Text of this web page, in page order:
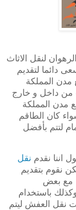
لنقل الاثاث
دائما لتقديم
المملكة
من داخل و خارج
مدن المملكة
كان الطاقم
لتتم بأفضل
اننا نقدم نقل
نقوم بتقديم
مع بعض
باستخدام
نقل العفش ليتم